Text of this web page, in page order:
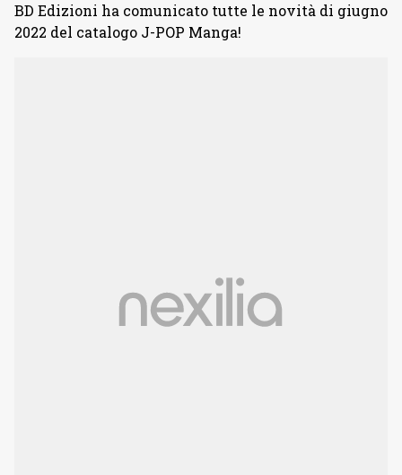
BD Edizioni ha comunicato tutte le novità di giugno
2022 del catalogo J-POP Manga!